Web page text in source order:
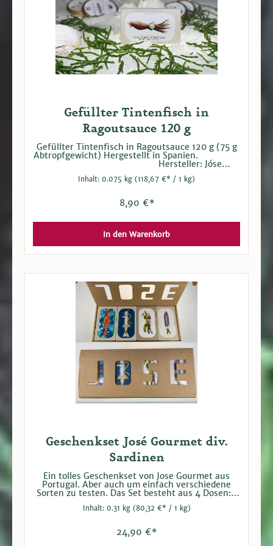
Gefüllter Tintenfisch in
Ragoutsauce 120 g
Gefüllter Tintenfisch in Ragoutsauce 120 g (75 g
Abtropfgewicht) Hergestellt in Spanien.
Hersteller: Jóse
Inhalt: 0.075 kg (118,67 €* / 1 kg)
8,90 €*
In den Warenkorb
Geschenkset José Gourmet div.
Sardinen
Ein tolles Geschenkset von Jose Gourmet aus
Portugal. Aber auch um einfach verschiedene
Sorten zu testen. Das Set besteht aus 4 Dosen: 1
Dose Sardinen in nativem Olivenöl Extra (125 g
Netto / 90 g Abtropfgewicht) 1 Dose
Abtropfgewicht) 1 Dose Kleine Sardinen in
nativem Olivenöl Extra (90 g Netto / 65 g
Inhalt: 0.31 kg (80,32 €* / 1 kg)
24,90 €*